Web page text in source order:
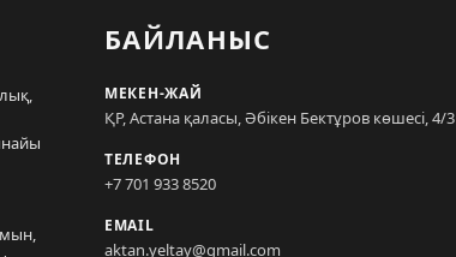
БАЙЛАНЫС
МЕКЕН-ЖАЙ
ҚР, Астана қаласы, Әбікен Бектұров көшесі, 4/3
ТЕЛЕФОН
+7 701 933 8520
EMAIL
aktan.yeltay@gmail.com